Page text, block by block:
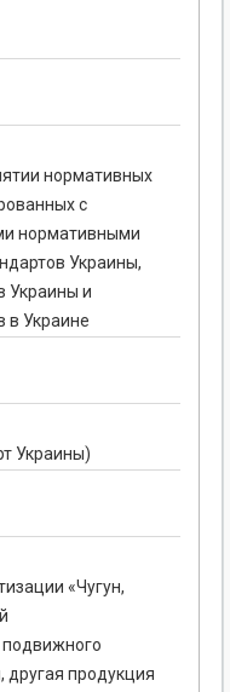
нормативных
с
нормативными
Украины,
Украины и
в Украине
Украины)
«Чугун,
другая продукция